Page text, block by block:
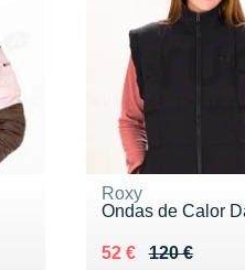
Roxy
Ondas de Calor
120 €
Au lieu de 120 €
52 €
Vendu 52 €